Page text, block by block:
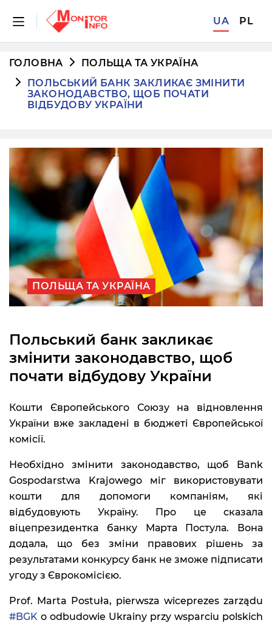
UA PL
ГОЛОВНА
ПОЛЬЩА ТА УКРАЇНА
ПОЛЬСЬКИЙ БАНК ЗАКЛИКАЄ ЗМІНИТИ
ЗАКОНОДАВСТВО, ЩОБ ПОЧАТИ
ВІДБУДОВУ УКРАЇНИ
ПОЛЬЩА ТА УКРАЇНА
Польський банк закликає
змінити законодавство, щоб
почати відбудову України
Кошти Європейського Союзу на відновлення
України вже закладені в бюджеті Європейської
комісії.
Необхідно змінити законодавство, щоб Bank
Gospodarstwa Krajowego міг використовувати
кошти для допомоги компаніям, які
відбудовують Україну. Про це сказала
віцепрезидентка банку Марта Постула. Вона
додала, що без зміни правових рішень за
результатами конкурсу банк не зможе підписати
угоду з Єврокомісією.
Prof. Marta Postuła, pierwsza wiceprezes zarządu
#BGK o odbudowie Ukrainy przy wsparciu polskich